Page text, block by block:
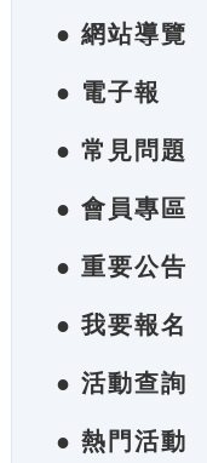
● 網站導覽
● 電子報
● 常見問題
● 會員專區
● 重要公告
● 我要報名
● 活動查詢
● 熱門活動